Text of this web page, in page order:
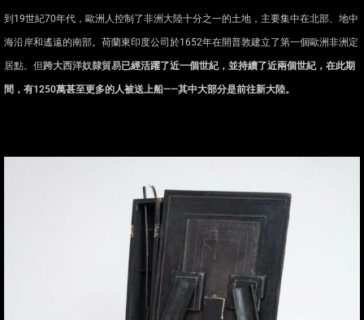
到19世紀70年代，歐洲人控制了非洲大陸十分之一的土地，主要集中在北部、地中
海沿岸和遙遠的南部。荷蘭東印度公司於1652年在開普敦建立了第一個歐洲非洲定
居點。但跨大西洋奴隸貿易已經活躍了近一個世紀，並持續了近兩個世紀，在此期
間，有1250萬甚至更多的人被送上船——其中大部分是前往新大陸。